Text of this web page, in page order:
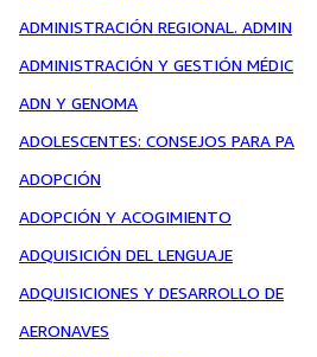
ADMINISTRACIÓN REGIONAL. ADMIN
ADMINISTRACIÓN Y GESTIÓN MÉDIC
ADN Y GENOMA
ADOLESCENTES: CONSEJOS PARA PA
ADOPCIÓN
ADOPCIÓN Y ACOGIMIENTO
ADQUISICIÓN DEL LENGUAJE
ADQUISICIONES Y DESARROLLO DE
AERONAVES